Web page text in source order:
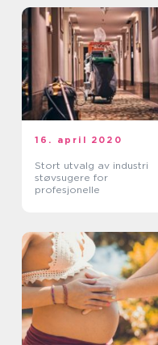
16. april 2020
Stort utvalg av industri
støvsugere for
profesjonelle